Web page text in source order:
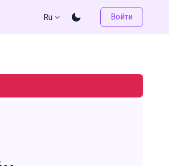
Ru Войти